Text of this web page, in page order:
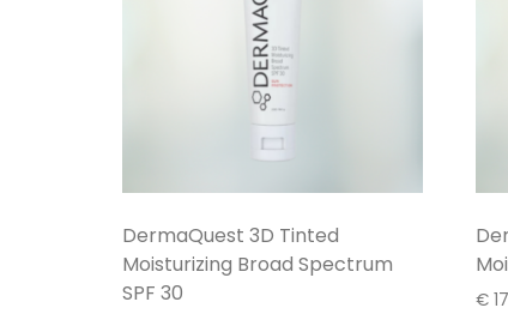
DermaQuest 3D Tinted
Moisturizing Broad Spectrum
SPF 30
€